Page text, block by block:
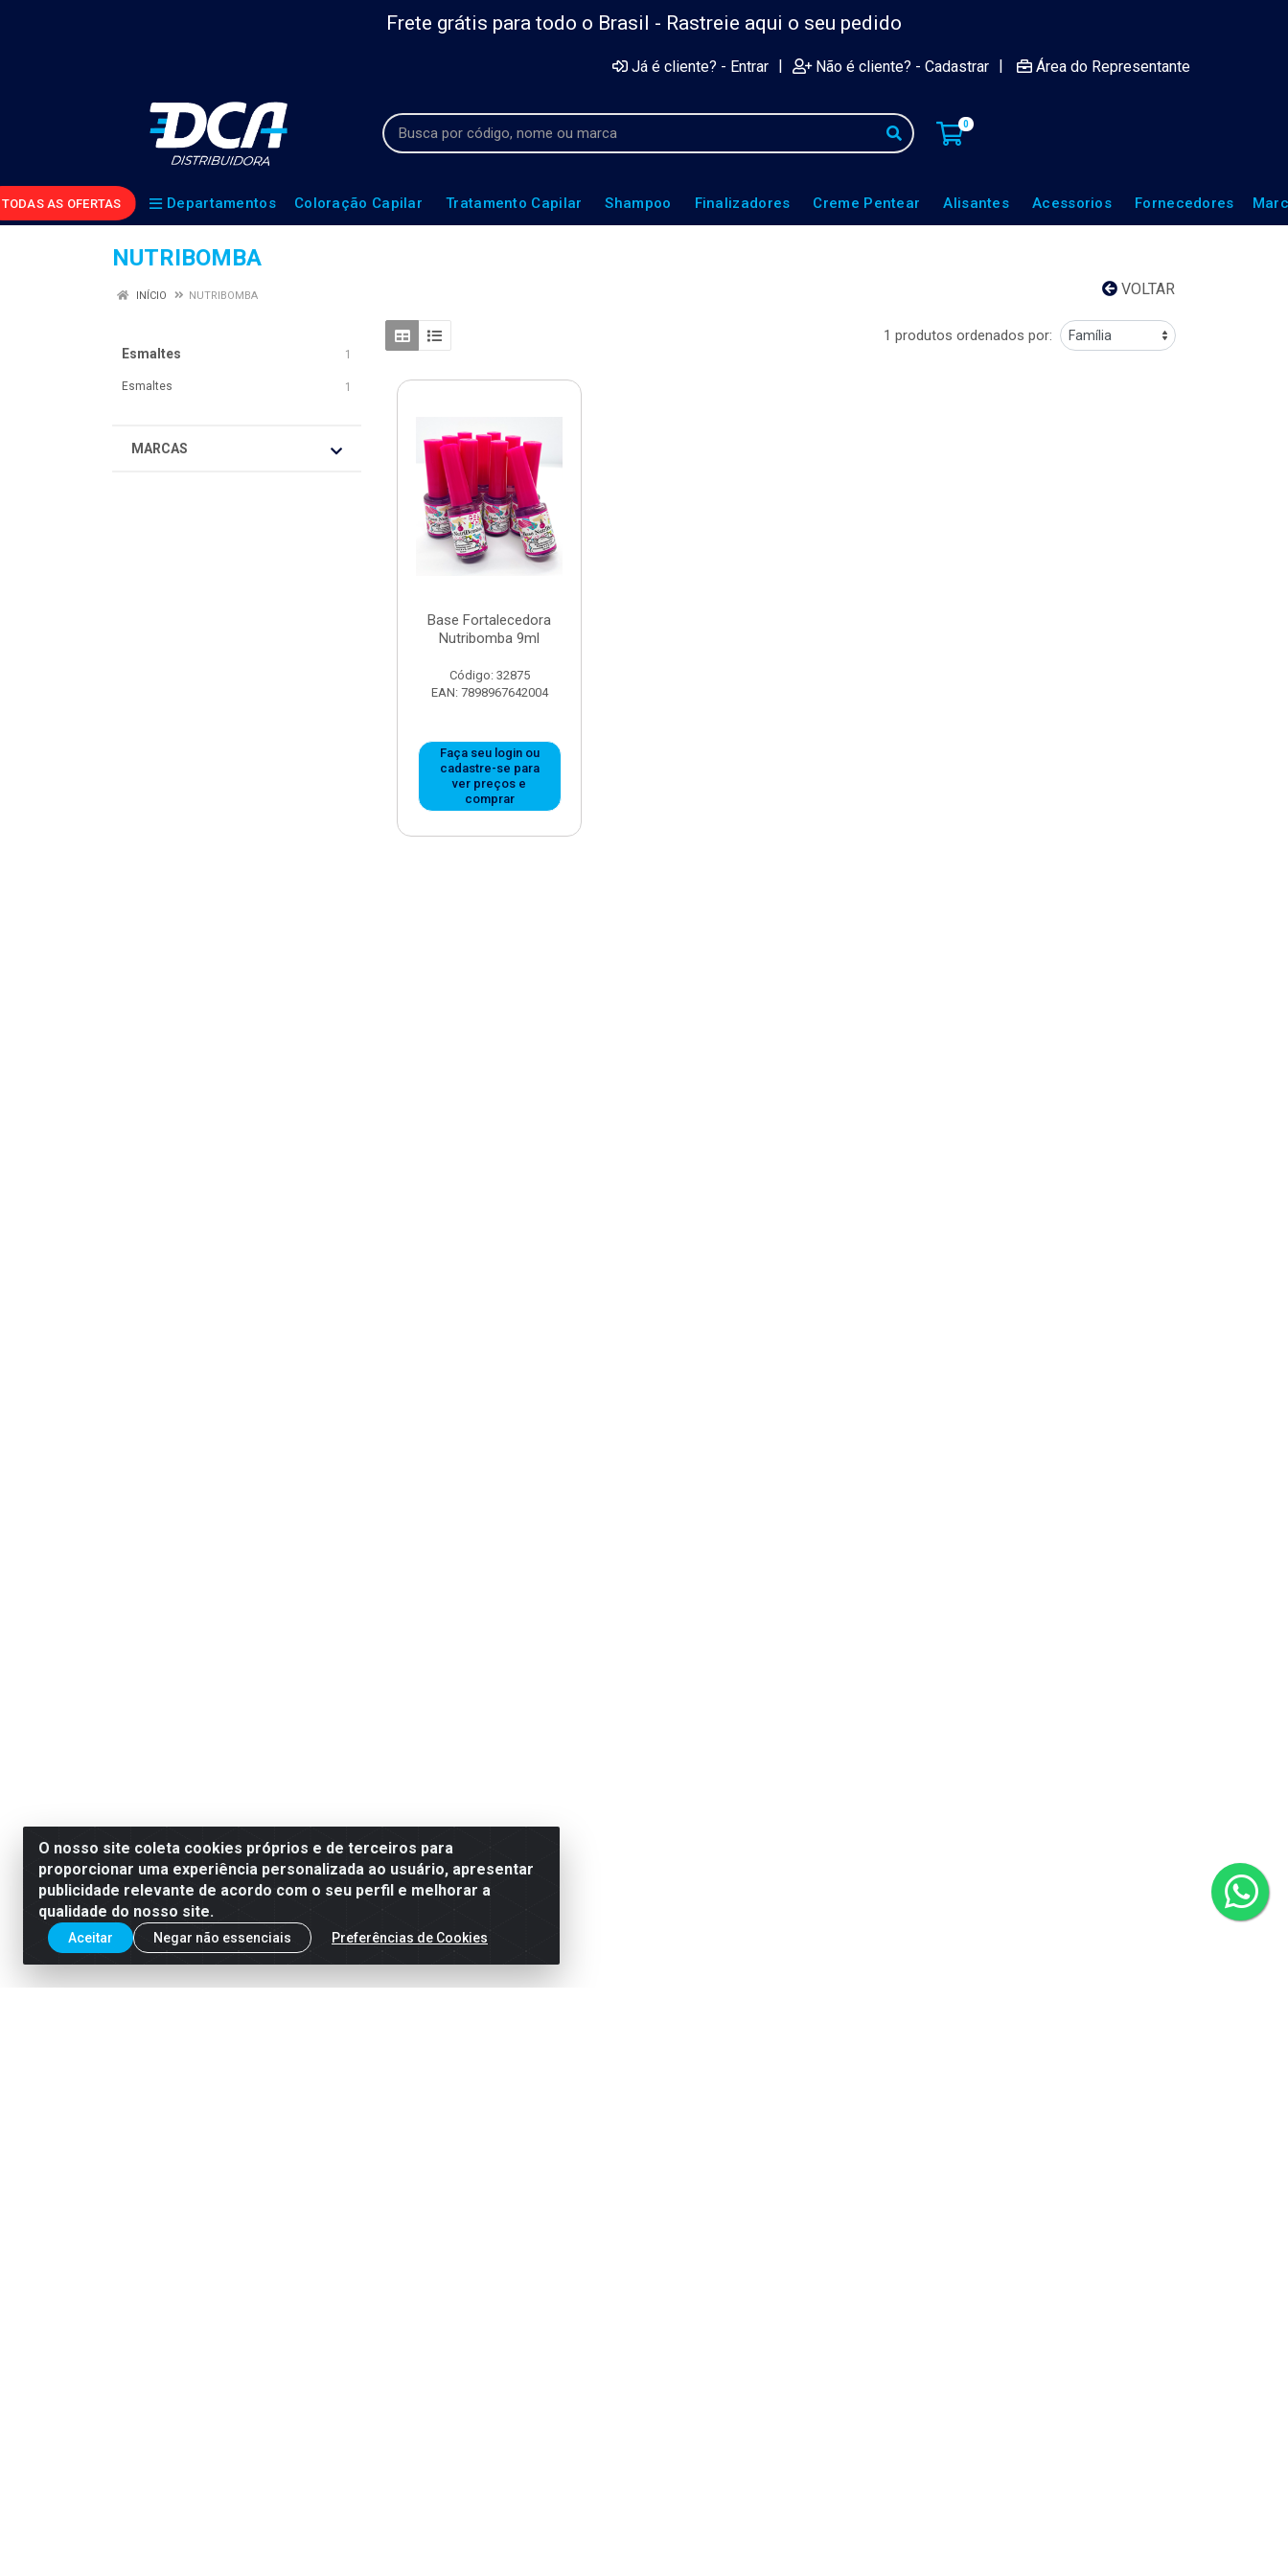
Frete grátis para todo o Brasil - Rastreie aqui o seu pedido
Já é cliente? - Entrar | Não é cliente? - Cadastrar | Área do Representante
0
TODAS AS OFERTAS Departamentos Coloração Capilar Tratamento Capilar Shampoo Finalizadores Creme Pentear Alisantes Acessorios Fornecedores
NUTRIBOMBA
VOLTAR
INÍCIO NUTRIBOMBA
Esmaltes 1
Esmaltes 1
MARCAS
1 produtos ordenados por:
Base Fortalecedora
Nutribomba 9ml
Código: 32875
EAN: 7898967642004
Faça seu login ou
cadastre-se para
ver preços e
comprar
O nosso site coleta cookies próprios e de terceiros para
proporcionar uma experiência personalizada ao usuário, apresentar
publicidade relevante de acordo com o seu perfil e melhorar a
qualidade do nosso site.
Aceitar Negar não essenciais Preferências de Cookies